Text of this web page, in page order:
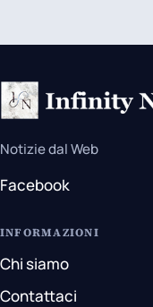
Notizie dal Web
Facebook
INFORMAZIONI
Chi siamo
Contattaci